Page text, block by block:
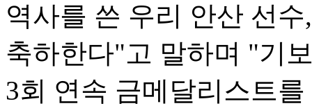
역사를 쓴 우리 안산 선
축하한다"고 말하며 "기
3회 연속 금메달리스트